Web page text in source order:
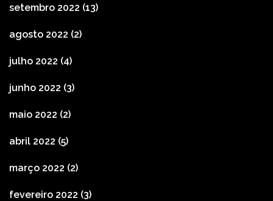
setembro 2022 (13)
agosto 2022 (2)
julho 2022 (4)
junho 2022 (3)
maio 2022 (2)
abril 2022 (5)
março 2022 (2)
fevereiro 2022 (3)